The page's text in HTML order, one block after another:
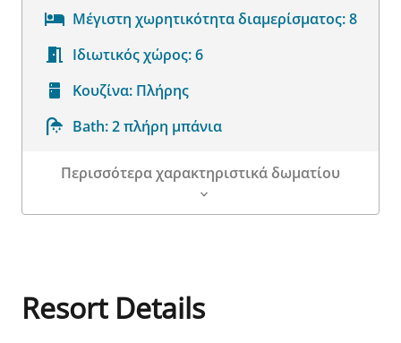
Μέγιστη χωρητικότητα διαμερίσματος:8
Ιδιωτικός χώρος:6
Κουζίνα: Πλήρης
Bath:2 πλήρη μπάνια
Περισσότερα χαρακτηριστικά δωματίου
Resort Details